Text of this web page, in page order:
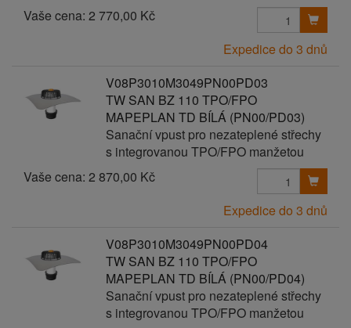
Vaše cena: 2 770,00 Kč
Expedice do 3 dnů
V08P3010M3049PN00PD03
TW SAN BZ 110 TPO/FPO
MAPEPLAN TD BÍLÁ (PN00/PD03)
Sanační vpust pro nezateplené střechy
s integrovanou TPO/FPO manžetou
Vaše cena: 2 870,00 Kč
Expedice do 3 dnů
V08P3010M3049PN00PD04
TW SAN BZ 110 TPO/FPO
MAPEPLAN TD BÍLÁ (PN00/PD04)
Sanační vpust pro nezateplené střechy
s integrovanou TPO/FPO manžetou